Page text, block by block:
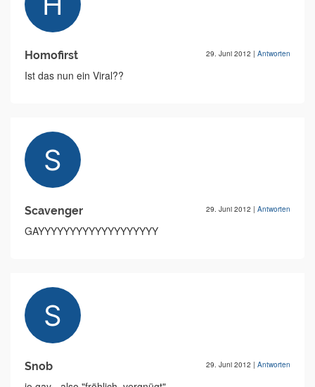
Homofirst 29. Juni 2012 | Antworten
Ist das nun ein Viral??
Scavenger 29. Juni 2012 | Antworten
GAYYYYYYYYYYYYYYYYYYY
Snob 29. Juni 2012 | Antworten